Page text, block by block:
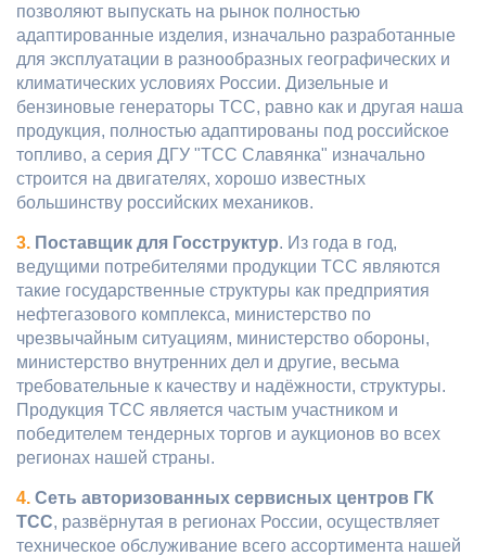
позволяют выпускать на рынок полностью
адаптированные изделия, изначально разработанные
для эксплуатации в разнообразных географических и
климатических условиях России. Дизельные и
бензиновые генераторы ТСС, равно как и другая наша
продукция, полностью адаптированы под российское
топливо, а серия ДГУ "ТСС Славянка" изначально
строится на двигателях, хорошо известных
большинству российских механиков.
3. Поставщик для Госструктур. Из года в год,
ведущими потребителями продукции ТСС являются
такие государственные структуры как предприятия
нефтегазового комплекса, министерство по
чрезвычайным ситуациям, министерство обороны,
министерство внутренних дел и другие, весьма
требовательные к качеству и надёжности, структуры.
Продукция ТСС является частым участником и
победителем тендерных торгов и аукционов во всех
регионах нашей страны.
4. Сеть авторизованных сервисных центров ГК
ТСС, развёрнутая в регионах России, осуществляет
техническое обслуживание всего ассортимента нашей